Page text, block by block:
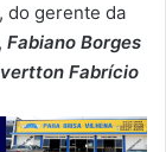
do gerente da
Fabiano Borges
Fabrício